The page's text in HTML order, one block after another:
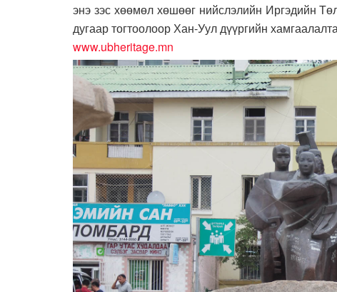
энэ зэс хөөмөл хөшөөг нийслэлийн Иргэдийн
дугаар тогтоолоор Хан-Уул дүүргийн
www.ubheritage.mn